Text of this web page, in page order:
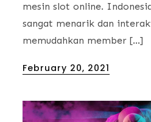
mesin slot online.
sangat menarik dan
memudahkan member […]
Posted
February 20, 2021